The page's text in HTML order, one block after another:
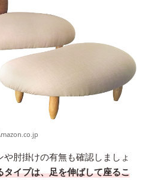
肘掛けの有無も確認しましょ
イプは、足を伸ばして座るこ